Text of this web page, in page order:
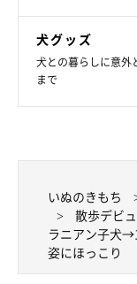
犬グッズ
犬との暮らしに意外
まで
いぬのきもち
散歩デビ
ラニアン子犬
姿にほっこり